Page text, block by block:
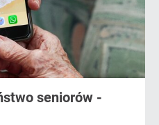
seniorów -